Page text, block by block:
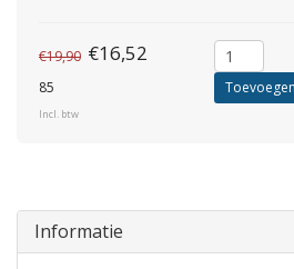
€19,90 €16,52
85
Incl. btw
Informatie